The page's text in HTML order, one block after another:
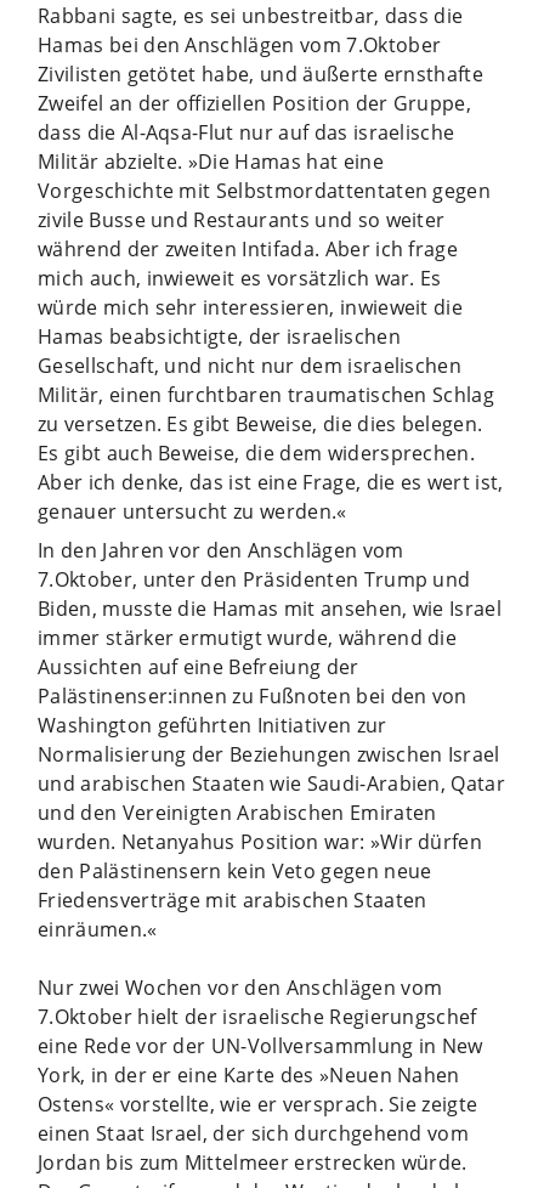
Rabbani sagte, es sei unbestreitbar, dass die
Hamas bei den Anschlägen vom 7.Oktober
Zivilisten getötet habe, und äußerte ernsthafte
Zweifel an der offiziellen Position der Gruppe,
dass die Al-Aqsa-Flut nur auf das israelische
Militär abzielte. »Die Hamas hat eine
Vorgeschichte mit Selbstmordattentaten gegen
zivile Busse und Restaurants und so weiter
während der zweiten Intifada. Aber ich frage
mich auch, inwieweit es vorsätzlich war. Es
würde mich sehr interessieren, inwieweit die
Hamas beabsichtigte, der israelischen
Gesellschaft, und nicht nur dem israelischen
Militär, einen furchtbaren traumatischen Schlag
zu versetzen. Es gibt Beweise, die dies belegen.
Es gibt auch Beweise, die dem widersprechen.
Aber ich denke, das ist eine Frage, die es wert ist,
genauer untersucht zu werden.«
In den Jahren vor den Anschlägen vom
7.Oktober, unter den Präsidenten Trump und
Biden, musste die Hamas mit ansehen, wie Israel
immer stärker ermutigt wurde, während die
Aussichten auf eine Befreiung der
Palästinenser:innen zu Fußnoten bei den von
Washington geführten Initiativen zur
Normalisierung der Beziehungen zwischen Israel
und arabischen Staaten wie Saudi-Arabien, Qatar
und den Vereinigten Arabischen Emiraten
wurden. Netanyahus Position war: »Wir dürfen
den Palästinensern kein Veto gegen neue
Friedensverträge mit arabischen Staaten
einräumen.«
Nur zwei Wochen vor den Anschlägen vom
7.Oktober hielt der israelische Regierungschef
eine Rede vor der UN-Vollversammlung in New
York, in der er eine Karte des »Neuen Nahen
Ostens« vorstellte, wie er versprach. Sie zeigte
einen Staat Israel, der sich durchgehend vom
Jordan bis zum Mittelmeer erstrecken würde.